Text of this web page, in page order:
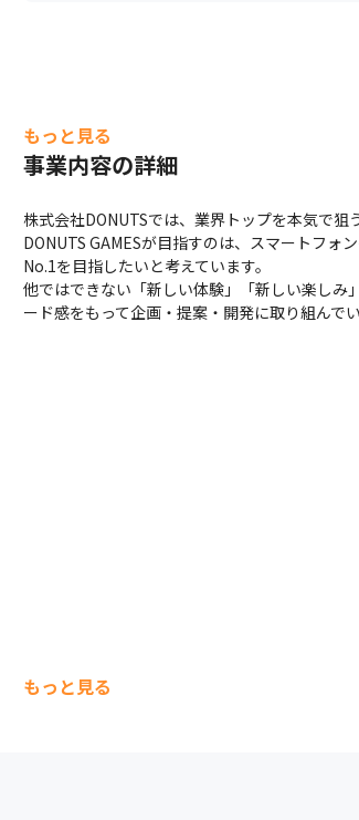
もっと見る
事業内容の詳細
株式会社DONUTSでは、業界トップを本気で狙
DONUTS GAMESが目指すのは、スマートフ
No.1を目指したいと考えています。
他ではできない「新しい体験」「新しい楽しみ
ード感をもって企画・提案・開発に取り組んでい
もっと見る